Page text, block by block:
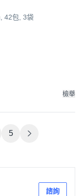
42包, 3袋
檢舉
5
諮詢